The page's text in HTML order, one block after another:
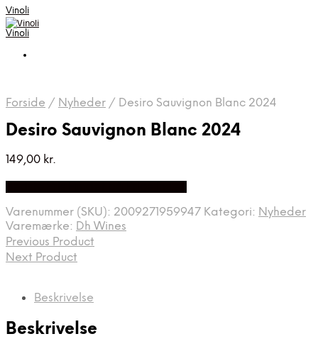
Vinoli
Vinoli
Forside / Nyheder / Desiro Sauvignon Blanc 2024
Desiro Sauvignon Blanc 2024
149,00 kr.
Varenummer (SKU): 2009271959947 Kategori: Nyheder
Varemærke: Dh Wines
Previous Product
Next Product
Beskrivelse
Beskrivelse